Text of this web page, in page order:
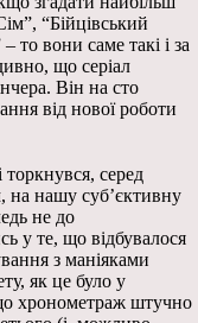
“Бійцівський
то вони саме такі і за
що серіал
Він на сто
від нової роботи
серед
на нашу суб’єктивну
не до
у те, що відбувалося
з маніяками
як це було у
хронометраж штучно